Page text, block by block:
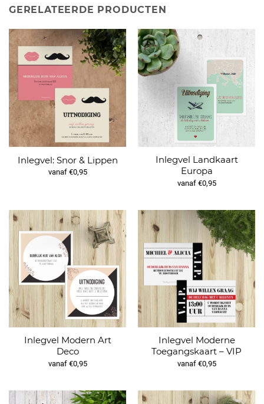
GERELATEERDE PRODUCTEN
Inlegvel: Snor & Lippen
vanaf €0,95
Inlegvel Landkaart
Europa
vanaf €0,95
Inlegvel Modern Art
Deco
vanaf €0,95
Inlegvel Moderne
Toegangskaart – VIP
vanaf €0,95